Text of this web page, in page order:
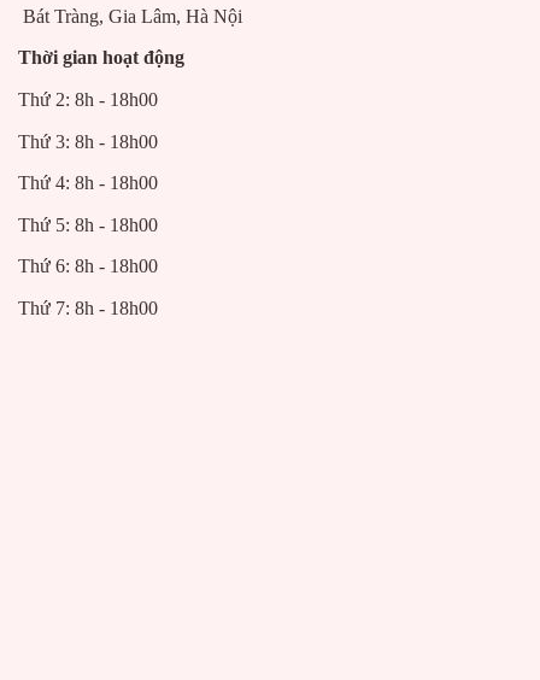
Bát Tràng, Gia Lâm, Hà Nội
Thời gian hoạt động
Thứ 2: 8h - 18h00
Thứ 3: 8h - 18h00
Thứ 4: 8h - 18h00
Thứ 5: 8h - 18h00
Thứ 6: 8h - 18h00
Thứ 7: 8h - 18h00